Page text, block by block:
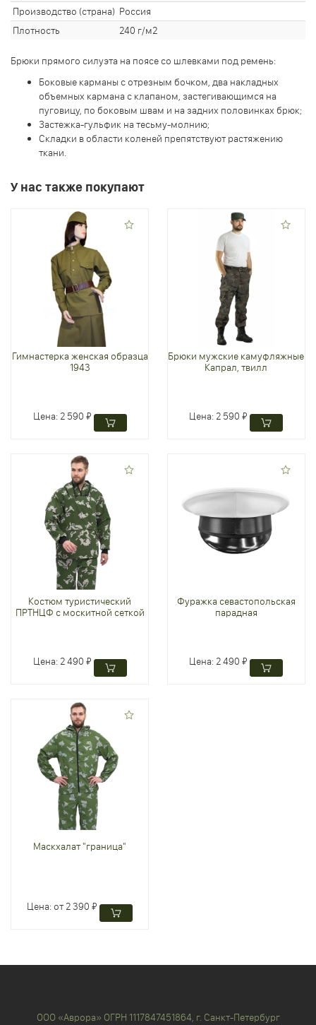
Производство (страна) Россия
Плотность
240 г/м2
Брюки прямого силуэта на поясе со шлевками под ремень:
Боковые карманы с отрезным бочком, два накладных
объемных кармана с клапаном, застегивающимся на
пуговицу, по боковым швам и на задних половинках брюк;
Застежка-гульфик на тесьму-молнию;
Складки в области коленей препятствуют растяжению
ткани.
У нас также покупают
Гимнастерка женская образца
1943
Цена: 2 590 ₽
Брюки мужские камуфляжные
Капрал, твилл
Цена: 2 590 ₽
Костюм туристический
ПРТНЦФ с москитной сеткой
Цена: 2 490 ₽
Фуражка севастопольская
парадная
Цена: 2 490 ₽
Маскхалат "граница"
Цена:от 2 390 ₽
ООО «Аврора» ОГРН 1117847451864, г. Санкт-Петербург